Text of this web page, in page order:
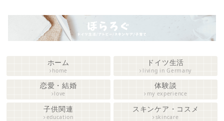
ホーム
home
ドイツ生活
living in Germany
恋愛・結婚
love
体験談
my experience
子供関連
education
スキンケア・コスメ
skincare